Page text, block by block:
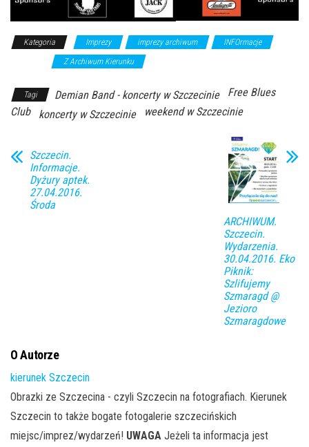
Kategoria Imprezy imprezy archiwum
INFOrmacje
Z Archiwum Kierunku
Tagi Demian Band - koncerty w Szczecinie
Free Blues
Club
koncerty w Szczecinie weekend w Szczecinie
Szczecin.
Informacje.
Dyżury aptek.
27.04.2016.
Środa
ARCHIWUM.
Szczecin.
Wydarzenia.
30.04.2016. Eko
Piknik:
Szlifujemy
Szmaragd @
Jezioro
Szmaragdowe
O Autorze
kierunek Szczecin
Obrazki ze Szczecina - czyli Szczecin na fotografiach. Kierunek
Szczecin to także bogate fotogalerie szczecińskich
miejsc/imprez/wydarzeń! UWAGA Jeżeli ta informacja jest